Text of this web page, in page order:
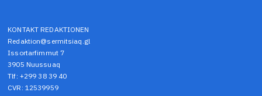
KONTAKT REDAKTIONEN
Redaktion@sermitsiaq.gl
Issortarfimmut 7
3905 Nuussuaq
Tlf: +299 38 39 40
CVR: 12539959